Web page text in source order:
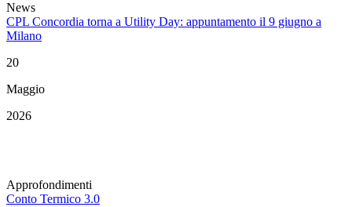
News
CPL Concordia torna a Utility Day: appuntamento il 9 giugno a
Milano
20
Maggio
2026
Approfondimenti
Conto Termico 3.0